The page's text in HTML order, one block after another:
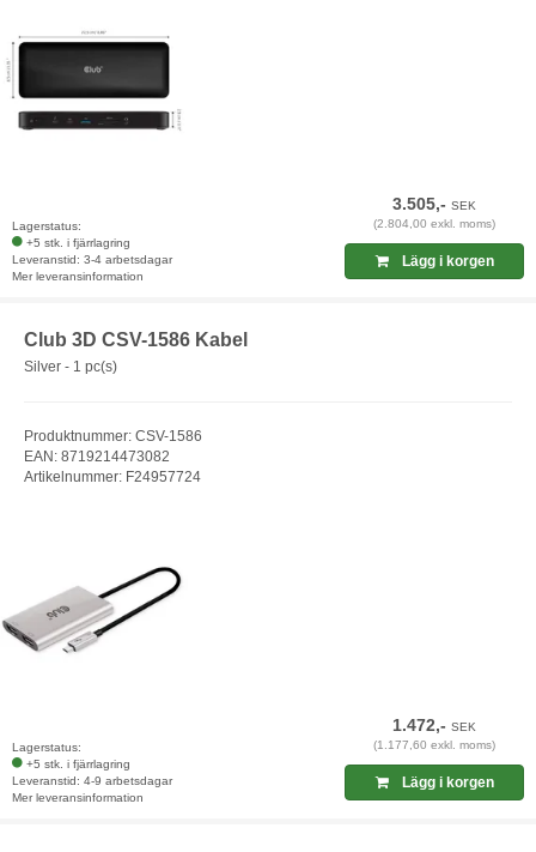
Lagerstatus:
+5 stk. i fjärrlagring
Leveranstid: 3-4 arbetsdagar
Mer leveransinformation
3.505,-SEK
(2.804,00 exkl. moms)
Lägg i korgen
Club 3D CSV-1586 Kabel
Silver - 1 pc(s)
Produktnummer: CSV-1586
EAN: 8719214473082
Artikelnummer: F24957724
Lagerstatus:
+5 stk. i fjärrlagring
Leveranstid: 4-9 arbetsdagar
Mer leveransinformation
1.472,-SEK
(1.177,60 exkl. moms)
Lägg i korgen